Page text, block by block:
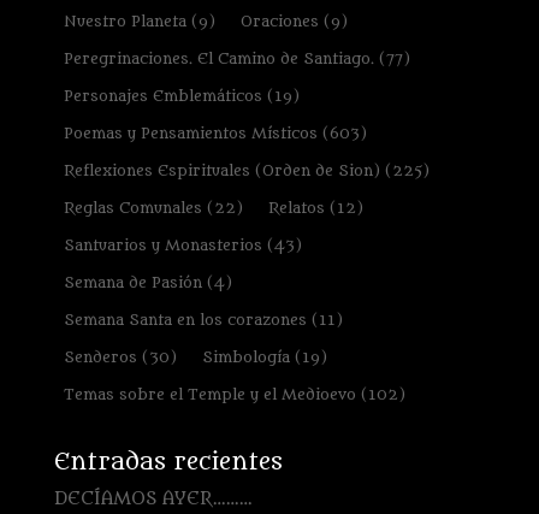
Nuestro Planeta (9) Oraciones (9)
Peregrinaciones. El Camino de Santiago. (77)
Personajes Emblemáticos (19)
Poemas y Pensamientos Místicos (603)
Reflexiones Espirituales (Orden de Sion) (225)
Reglas Comunales (22) Relatos (12)
Santuarios y Monasterios (43)
Semana de Pasión (4)
Semana Santa en los corazones (11)
Senderos (30) Simbología (19)
Temas sobre el Temple y el Medioevo (102)
Entradas recientes
DECÍAMOS AYER………